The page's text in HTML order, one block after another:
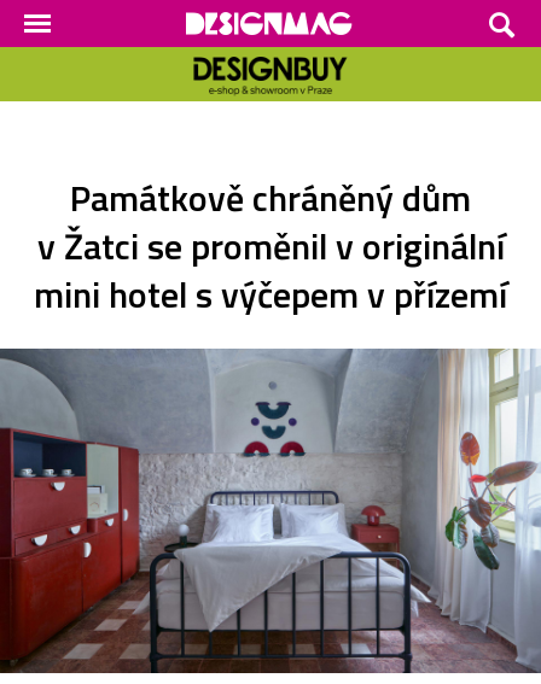
Památkově chráněný dům
v Žatci se proměnil v originální
mini hotel s výčepem v přízemí